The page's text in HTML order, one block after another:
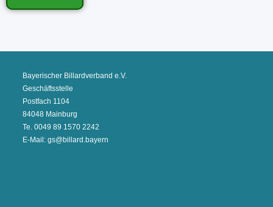
Bayerischer Billardverband e.V.
Geschäftsstelle
Postfach 1104
84048 Mainburg
Te. 0049 89 1570 2242
E-Mail: gs@billard.bayern